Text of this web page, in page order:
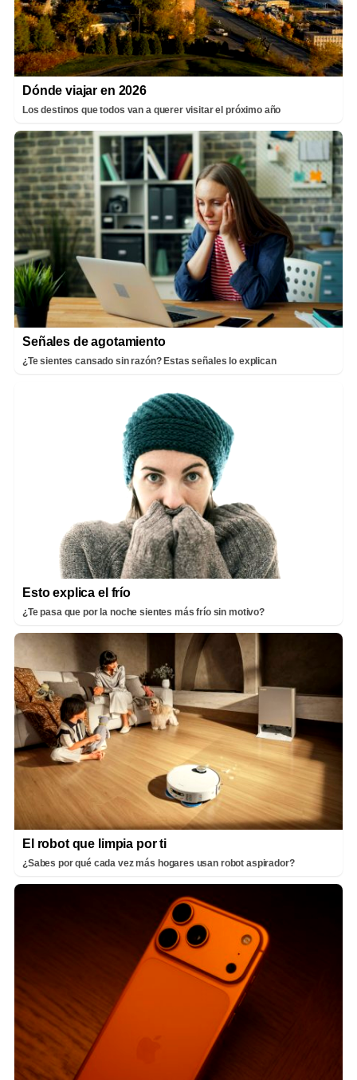
Dónde viajar en 2026
Los destinos que todos van a querer visitar el próximo año
Señales de agotamiento
¿Te sientes cansado sin razón? Estas señales lo explican
Esto explica el frío
¿Te pasa que por la noche sientes más frío sin motivo?
El robot que limpia por ti
¿Sabes por qué cada vez más hogares usan robot aspirador?